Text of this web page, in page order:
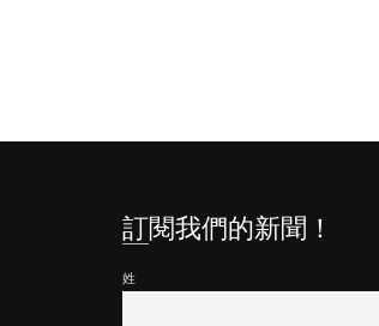
訂閱我們的新聞！
姓